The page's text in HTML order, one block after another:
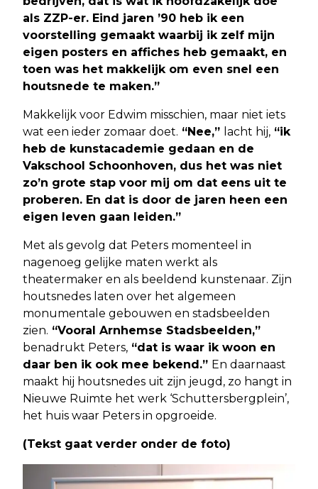
als ZZP-er. Eind jaren ’90 heb ik een
voorstelling gemaakt waarbij ik zelf mijn
eigen posters en affiches heb gemaakt, en
toen was het makkelijk om even snel een
houtsnede te maken.”
Makkelijk voor Edwim misschien, maar niet iets
wat een ieder zomaar doet. “Nee,” lacht hij, “ik
heb de kunstacademie gedaan en de
Vakschool Schoonhoven, dus het was niet
zo’n grote stap voor mij om dat eens uit te
proberen. En dat is door de jaren heen een
eigen leven gaan leiden.”
Met als gevolg dat Peters momenteel in
nagenoeg gelijke maten werkt als
theatermaker en als beeldend kunstenaar. Zijn
houtsnedes laten over het algemeen
monumentale gebouwen en stadsbeelden
zien. “Vooral Arnhemse Stadsbeelden,”
benadrukt Peters, “dat is waar ik woon en
daar ben ik ook mee bekend.” En daarnaast
maakt hij houtsnedes uit zijn jeugd, zo hangt in
Nieuwe Ruimte het werk ‘Schuttersbergplein’,
het huis waar Peters in opgroeide.
(Tekst gaat verder onder de foto)